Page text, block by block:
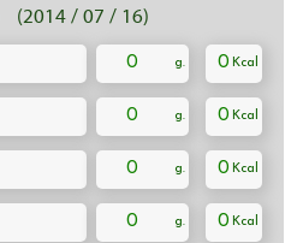
(2014 / 07 / 16)
0 0
0 0
0 0
0 0